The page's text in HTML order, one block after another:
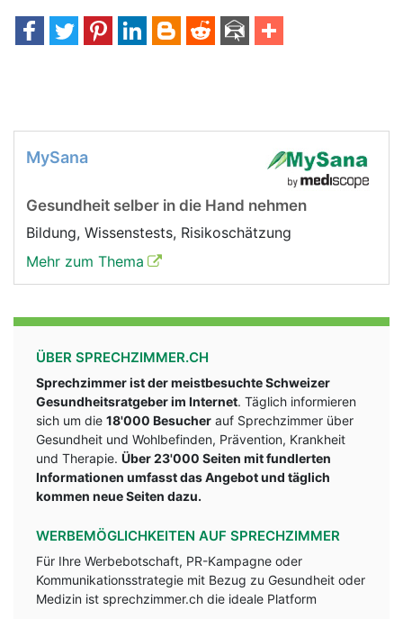
MySana
Gesundheit selber in die Hand nehmen
Bildung, Wissenstests, Risikoschätzung
Mehr zum Thema
ÜBER SPRECHZIMMER.CH
Sprechzimmer ist der meistbesuchte Schweizer
Gesundheitsratgeber im Internet. Täglich informieren
sich um die 18'000 Besucher auf Sprechzimmer über
Gesundheit und Wohlbefinden, Prävention, Krankheit
und Therapie. Über 23'000 Seiten mit fundlerten
Informationen umfasst das Angebot und täglich
kommen neue Seiten dazu.
WERBEMÖGLICHKEITEN AUF SPRECHZIMMER
Für Ihre Werbebotschaft, PR-Kampagne oder
Kommunikationsstrategie mit Bezug zu Gesundheit oder
Medizin ist sprechzimmer.ch die ideale Platform